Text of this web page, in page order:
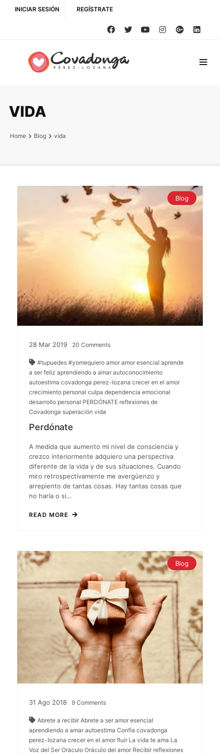
INICIAR SESIÓN REGÍSTRATE
VIDA
Home Blog vida
Blog
28 Mar 2019 20 Comments
#tupuedes #yomequiero amor amor esencial aprende
a ser feliz aprendiendo a amar autoconocimiento
autoestima covadonga perez-lozana crecer en el amor
crecimiento personal culpa dependencia emocional
desarrollo personal PERDÓNATE reflexiones de
Covadonga superación vida
Perdónate
A medida que aumento mi nivel de consciencia y
crezco interiormente adquiero una perspectiva
diferente de la vida y de sus situaciones. Cuando
miro retrospectivamente me avergüenzo y
arrepiento de tantas cosas. Hay tantas cosas que
no haría o si…
READ MORE
Blog
31 Ago 2018 9 Comments
Abrete a recibir Abrete a ser amor esencial
aprendiendo a amar autoestima Confía covadonga
perez-lozana crecer en el amor fluir La vida te ama La
Voz del Ser Oráculo Oráculo del amor Recibir reflexiones